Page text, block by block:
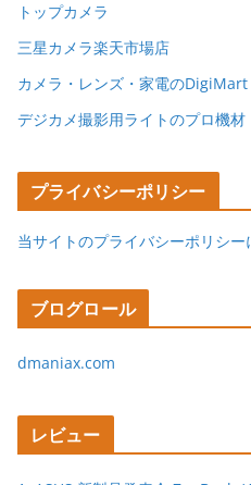
トップカメラ
三星カメラ楽天市場店
カメラ・レンズ・家電のDigiMart
デジカメ撮影用ライトのプロ機材
プライバシーポリシー
当サイトのプライバシーポリシー
ブログロール
dmaniax.com
レビュー